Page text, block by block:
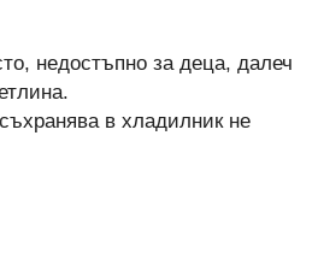
недостъпно за деца, далеч
в хладилник не